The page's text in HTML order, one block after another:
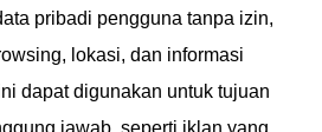
pribadi pengguna tanpa izin,
lokasi, dan informasi
dapat digunakan untuk tujuan
jawab, seperti iklan yang